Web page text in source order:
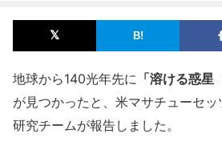
地球から140光年先に 「溶ける惑
が見つかったと、米マサチューセ
研究チームが報告しました。